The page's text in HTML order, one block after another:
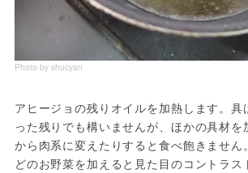
Photo by shucyan
アヒージョの残りオイルを加熱します。具
った残りでも構いませんが、ほかの具材を
から肉系に変えたりすると食べ飽きません
どのお野菜を加えると見た目のコントラス